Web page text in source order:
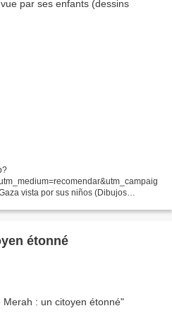
vista por sus niños (Dibujos
étonné